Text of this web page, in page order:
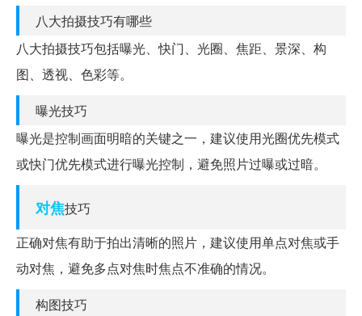
八大拍摄技巧有哪些
八大拍摄技巧包括曝光、快门、光圈、焦距、景深、构
图、透视、色彩等。
曝光技巧
曝光是控制画面明暗的关键之一，建议使用光圈优先模式
或快门优先模式进行曝光控制，避免照片过曝或过暗。
对焦技巧
正确对焦有助于拍出清晰的照片，建议使用单点对焦或手
动对焦，避免多点对焦时焦点不准确的情况。
构图技巧